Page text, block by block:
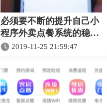
必须要不断的提升自己小
程序外卖点餐系统的稳定
运行2019-11-25 21:59:47